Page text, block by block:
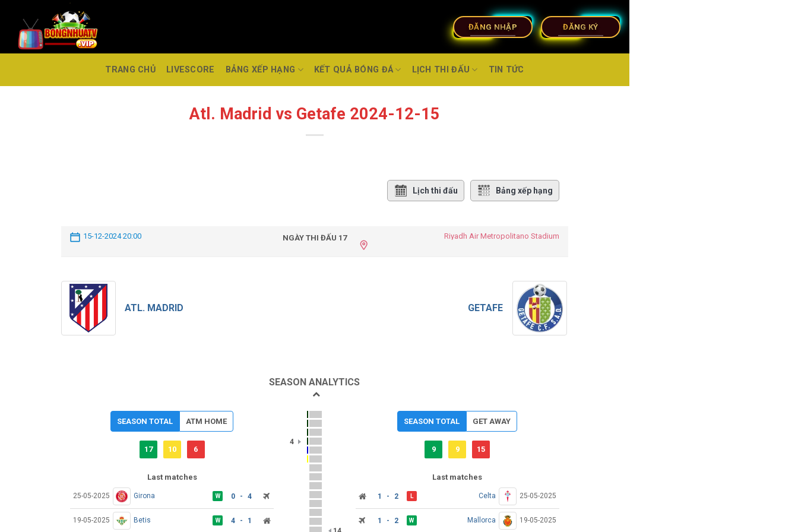
ĐĂNG NHẬP ĐĂNG KÝ
TRANG CHỦ LIVESCORE BẢNG XẾP HẠNG KẾT QUẢ BÓNG ĐÁ LỊCH THI ĐẤU TIN TỨC
Atl. Madrid vs Getafe 2024-12-15
Lịch thi đấu Bảng xếp hạng
15-12-2024 20:00 NGÀY THI ĐẤU 17 Riyadh Air Metropolitano Stadium
ATL. MADRID GETAFE
SEASON ANALYTICS
SEASON TOTAL ATM HOME
17 10 6
Last matches
25-05-2025 Girona W 0 - 4
19-05-2025 Betis W 4 - 1
4
SEASON TOTAL GET AWAY
9 9 15
Last matches
1 - 2 L Celta 25-05-2025
1 - 2 W Mallorca 19-05-2025